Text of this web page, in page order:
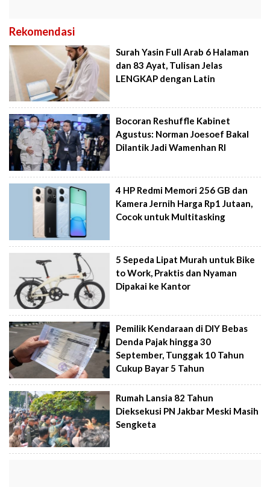
Rekomendasi
Surah Yasin Full Arab 6 Halaman
dan 83 Ayat, Tulisan Jelas
LENGKAP dengan Latin
Bocoran Reshuffle Kabinet
Agustus: Norman Joesoef Bakal
Dilantik Jadi Wamenhan RI
4 HP Redmi Memori 256 GB dan
Kamera Jernih Harga Rp1 Jutaan,
Cocok untuk Multitasking
5 Sepeda Lipat Murah untuk Bike
to Work, Praktis dan Nyaman
Dipakai ke Kantor
Pemilik Kendaraan di DIY Bebas
Denda Pajak hingga 30
September, Tunggak 10 Tahun
Cukup Bayar 5 Tahun
Rumah Lansia 82 Tahun
Dieksekusi PN Jakbar Meski Masih
Sengketa